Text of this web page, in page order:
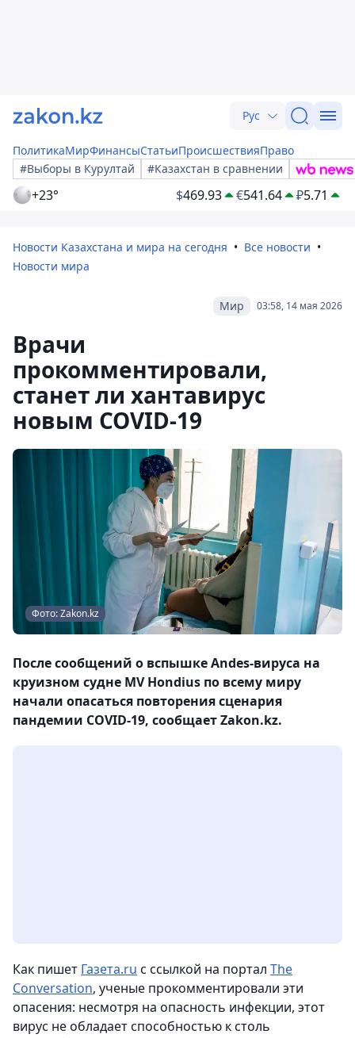
Рус
ПолитикаМирФинансыСтатьиПроисшествияПраво
#Выборы в Курултай
#Казахстан в сравнении
+23° $469.93 €541.64 ₽5.71
Новости Казахстана и мира на сегодня
Все новости
Новости мира
03:58, 14 мая 2026
Мир
Врачи
прокомментировали,
станет ли хантавирус
новым COVID-19
Фото: Zakon.kz
После сообщений о вспышке Andes-вируса на
круизном судне MV Hondius по всему миру
начали опасаться повторения сценария
пандемии COVID-19, сообщает Zakon.kz.
Как пишет Газета.ru с ссылкой на портал The
Conversation, ученые прокомментировали эти
опасения: несмотря на опасность инфекции, этот
вирус не обладает способностью к столь